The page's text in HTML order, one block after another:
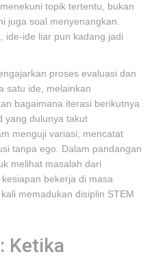
topik tertentu, bukan
juga soal menyenangkan.
ide-ide liar pun kadang jadi
proses evaluasi dan
satu ide, melainkan
bagaimana iterasi berikutnya
yang dulunya takut
menguji variasi, mencatat
tanpa ego. Dalam pandangan
melihat masalah dari
bekerja di masa
memadukan disiplin STEM
Ketika